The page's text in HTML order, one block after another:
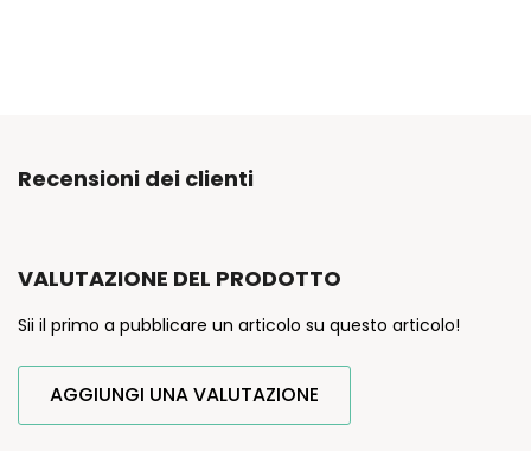
Recensioni dei clienti
VALUTAZIONE DEL PRODOTTO
Sii il primo a pubblicare un articolo su questo articolo!
AGGIUNGI UNA VALUTAZIONE